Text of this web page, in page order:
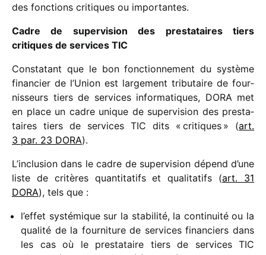
des fonc­tions critiques ou impor­tantes.
Cadre de super­vi­sion des pres­ta­taires tiers
critiques de services TIC
Constatant que le bon fonc­tion­ne­ment du système
finan­cier de l’Union est large­ment tribu­taire de four­
nis­seurs tiers de services infor­ma­tiques, DORA met
en place un cadre unique de super­vi­sion des pres­ta­
taires tiers de services TIC dits « critiques » (art.
3 par. 23 DORA).
L’inclusion dans le cadre de super­vi­sion dépend d’une
liste de critères quan­ti­ta­tifs et quali­ta­tifs (art. 31
DORA), tels que :
l’effet systé­mique sur la stabi­lité, la conti­nuité ou la
qualité de la four­ni­ture de services finan­ciers dans
les cas où le pres­ta­taire tiers de services TIC